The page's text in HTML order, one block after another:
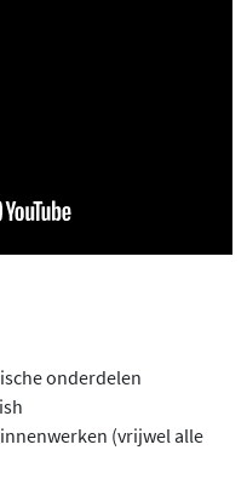
onderdelen
(vrijwel alle